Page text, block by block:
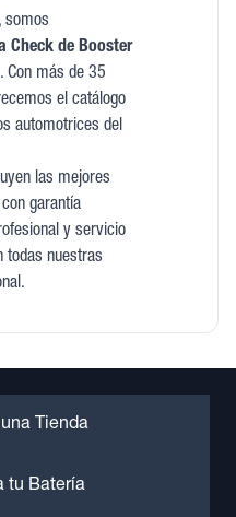
somos
Check de Booster
Con más de 35
el catálogo
automotrices del
las mejores
garantía
y servicio
todas nuestras
Tienda
tu Batería